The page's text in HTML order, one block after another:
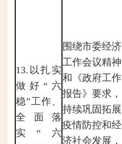
13.以扎实
做好“六
稳”工作、
全面落
实“六
围绕市委经济
工作会议精神
和《政府工作
报告》要求，
持续巩固拓展
疫情防控和经
济社会发展，